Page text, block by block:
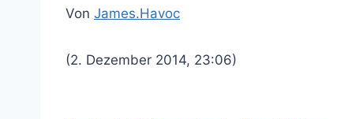
Von James.Havoc
(2. Dezember 2014, 23:06)